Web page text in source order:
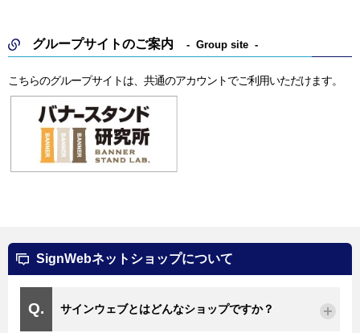
グループサイトのご案内 Group site
こちらのグループサイトは、共通のアカウントでご利用いただけます。
SignWebネットショップについて
サインウェブとはどんなショップですか？